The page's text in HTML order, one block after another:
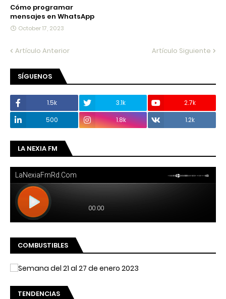
Cómo programar
mensajes en WhatsApp
October 17, 2023
Artículo Anterior Artículo Siguiente
SÍGUENOS
1.5k 3.1k
2.7k
500
1.8k 1.2k
LA NEXIA FM
COMBUSTIBLES
TENDENCIAS